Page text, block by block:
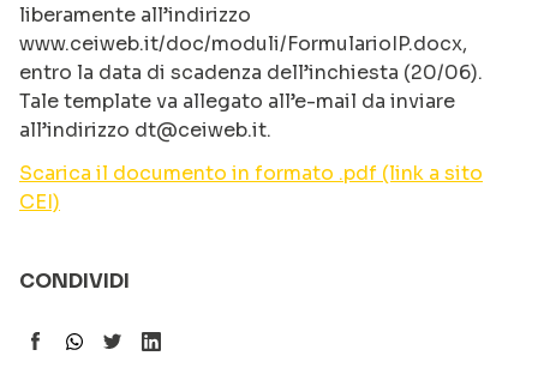
liberamente all’indirizzo
www.ceiweb.it/doc/moduli/FormularioIP.docx,
entro la data di scadenza dell’inchiesta (20/06).
Tale template va allegato all’e-mail da inviare
all’indirizzo dt@ceiweb.it.
Scarica il documento in formato .pdf (link a sito
CEI)
CONDIVIDI